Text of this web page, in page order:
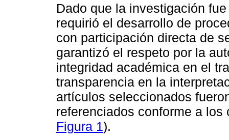
Dado que la investigación
requirió el desarrollo de
con participación directa de
garantizó el respeto por la
integridad académica en el
transparencia en la
artículos seleccionados
referenciados conforme a
Figura 1).